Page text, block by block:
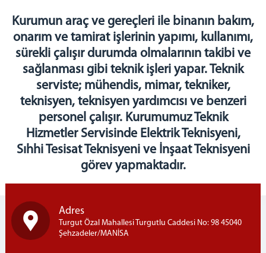
Sağlık Servisi
Manevi Rehberlik Servisi
İşyurtları Servisi
Fotoğrafçılık
Fotokopi
Çamaşırhane
Terzihane
Kantin
Yardımcı Hizmetler Servisi
Emanet Para Birimi
Bilgi İşlem Birimi
KURSLARIMIZ
Kurumun araç ve gereçleri ile binanın bakım,
onarım ve tamirat işlerinin yapımı, kullanımı,
sürekli çalışır durumda olmalarının takibi ve
sağlanması gibi teknik işleri yapar. Teknik
serviste; mühendis, mimar, tekniker,
teknisyen, teknisyen yardımcısı ve benzeri
personel çalışır. Kurumumuz Teknik
Hizmetler Servisinde Elektrik Teknisyeni,
Sıhhi Tesisat Teknisyeni ve İnşaat Teknisyeni
görev yapmaktadır.
Adres
Turgut Özal Mahallesi Turgutlu Caddesi No: 98 45040
Şehzadeler/MANİSA